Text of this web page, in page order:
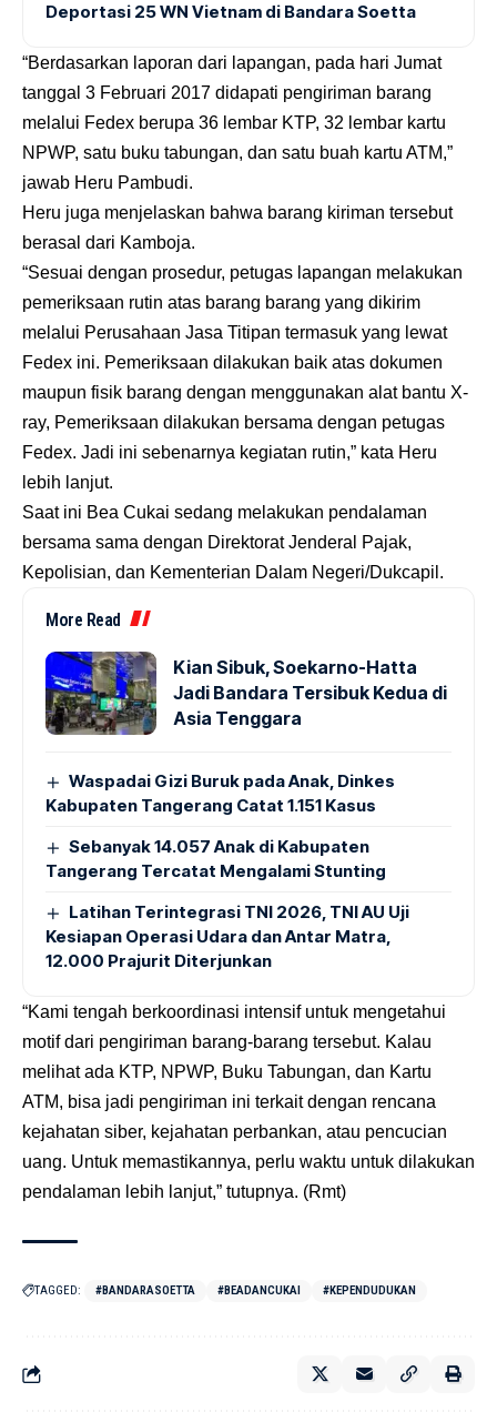
Deportasi 25 WN Vietnam di Bandara Soetta
“Berdasarkan laporan dari lapangan, pada hari Jumat
tanggal 3 Februari 2017 didapati pengiriman barang
melalui Fedex berupa 36 lembar KTP, 32 lembar kartu
NPWP, satu buku tabungan, dan satu buah kartu ATM,”
jawab Heru Pambudi.
Heru juga menjelaskan bahwa barang kiriman tersebut
berasal dari Kamboja.
“Sesuai dengan prosedur, petugas lapangan melakukan
pemeriksaan rutin atas barang barang yang dikirim
melalui Perusahaan Jasa Titipan termasuk yang lewat
Fedex ini. Pemeriksaan dilakukan baik atas dokumen
maupun fisik barang dengan menggunakan alat bantu X-
ray, Pemeriksaan dilakukan bersama dengan petugas
Fedex. Jadi ini sebenarnya kegiatan rutin,” kata Heru
lebih lanjut.
Saat ini Bea Cukai sedang melakukan pendalaman
bersama sama dengan Direktorat Jenderal Pajak,
Kepolisian, dan Kementerian Dalam Negeri/Dukcapil.
More Read
Kian Sibuk, Soekarno-Hatta
Jadi Bandara Tersibuk Kedua di
Asia Tenggara
Waspadai Gizi Buruk pada Anak, Dinkes
Kabupaten Tangerang Catat 1.151 Kasus
Sebanyak 14.057 Anak di Kabupaten
Tangerang Tercatat Mengalami Stunting
Latihan Terintegrasi TNI 2026, TNI AU Uji
Kesiapan Operasi Udara dan Antar Matra,
12.000 Prajurit Diterjunkan
“Kami tengah berkoordinasi intensif untuk mengetahui
motif dari pengiriman barang-barang tersebut. Kalau
melihat ada KTP, NPWP, Buku Tabungan, dan Kartu
ATM, bisa jadi pengiriman ini terkait dengan rencana
kejahatan siber, kejahatan perbankan, atau pencucian
uang. Untuk memastikannya, perlu waktu untuk dilakukan
pendalaman lebih lanjut,” tutupnya. (Rmt)
TAGGED: #BANDARASOETTA #BEADANCUKAI #KEPENDUDUKAN